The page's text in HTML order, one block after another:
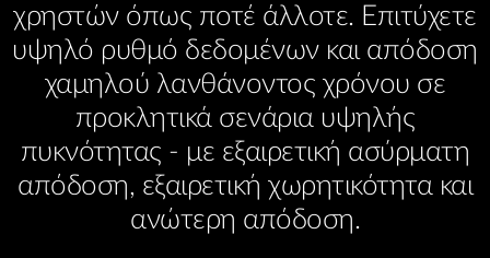
Έξυπνο Σπίτι
Switches
Accessories
mydlink
Business Routers
Nuclias
IP Surveillance
D-ECS
Για Επιχειρήσεις
Accessories
Brochures and Guides
Case Studies
Videos
Υποστήριξη
χρηστών όπως ποτέ άλλοτε. Επιτύχετε
υψηλό ρυθμό δεδομένων και απόδοση
χαμηλού λανθάνοντος χρόνου σε
προκλητικά σενάρια υψηλής
πυκνότητας - με εξαιρετική ασύρματη
απόδοση, εξαιρετική χωρητικότητα και
ανώτερη απόδοση.